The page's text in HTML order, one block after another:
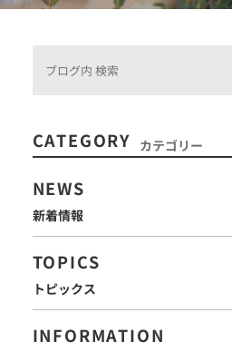
CATEGORY カテゴリー
NEWS
新着情報
TOPICS
トピックス
INFORMATION